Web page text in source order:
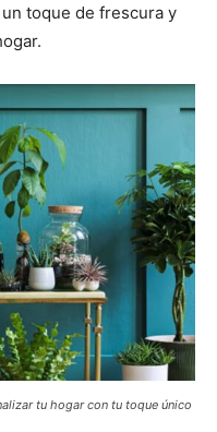
toque de frescura y
tu hogar con tu toque único